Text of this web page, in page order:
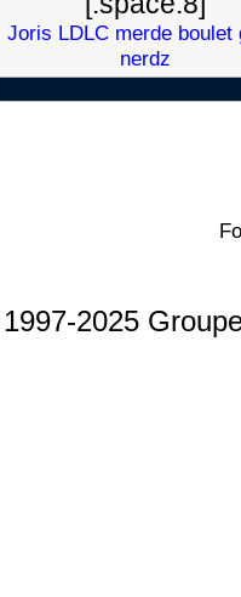
Joris LDLC merde boulet
nerdz
2025